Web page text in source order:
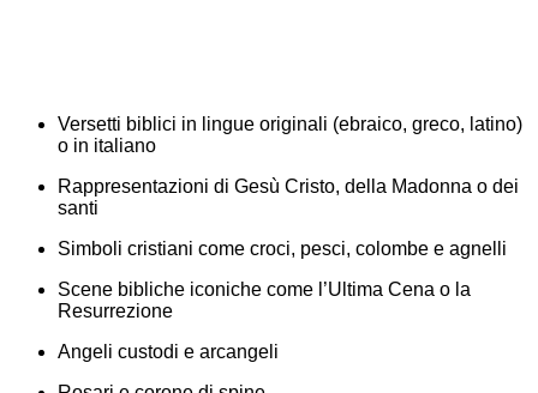
Versetti biblici in lingue originali (ebraico, greco, latino)
o in italiano
Rappresentazioni di Gesù Cristo, della Madonna o dei
santi
Simboli cristiani come croci, pesci, colombe e agnelli
Scene bibliche iconiche come l’Ultima Cena o la
Resurrezione
Angeli custodi e arcangeli